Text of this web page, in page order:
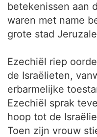
betekenissen aan
waren met name
grote stad
Ezechiël riep
de Israëlieten,
erbarmelijke
Ezechiël sprak
hoop tot de
Toen zijn vrouw